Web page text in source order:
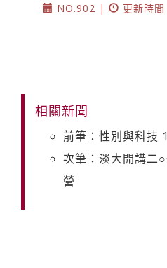
NO.902 |
更新時
相關新聞
前筆：性別與科技
次筆：淡大開講二
營